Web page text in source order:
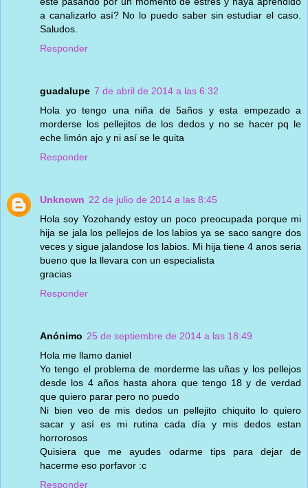
a canalizarlo así? No lo puedo saber sin estudiar el caso.
Saludos.
Responder
guadalupe 7 de abril de 2014 a las 6:32
Hola yo tengo una niña de 5años y esta empezado a
morderse los pellejitos de los dedos y no se hacer pq le
eche limón ajo y ni así se le quita
Responder
Unknown 22 de julio de 2014 a las 8:45
Hola soy Yozohandy estoy un poco preocupada porque mi
hija se jala los pellejos de los labios ya se saco sangre dos
veces y sigue jalandose los labios. Mi hija tiene 4 anos seria
bueno que la llevara con un especialista
gracias
Responder
Anónimo 25 de septiembre de 2014 a las 18:49
Hola me llamo daniel
Yo tengo el problema de morderme las uñas y los pellejos
desde los 4 años hasta ahora que tengo 18 y de verdad
que quiero parar pero no puedo
Ni bien veo de mis dedos un pellejito chiquito lo quiero
sacar y así es mi rutina cada día y mis dedos estan
horrorosos
Quisiera que me ayudes odarme tips para dejar de
hacerme eso porfavor :c
Responder